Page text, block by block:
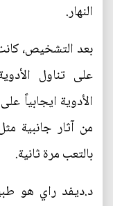
النهار.
بعد التشخيص،
على تناول
الأدوية ايجابياً
من آثار جانبية
بالتعب مرة ثانية.
د.ديفد راي هو